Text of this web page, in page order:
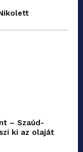
– Szaúd-
ki az olaját